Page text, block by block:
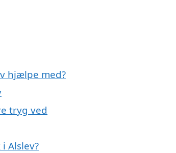
hjælpe med?
tryg ved
Alslev?